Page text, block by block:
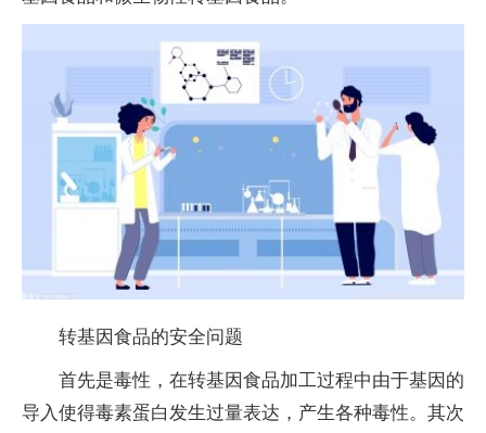
转基因食品的安全问题
首先是毒性，在转基因食品加工过程中由于基因的
导入使得毒素蛋白发生过量表达，产生各种毒性。其次